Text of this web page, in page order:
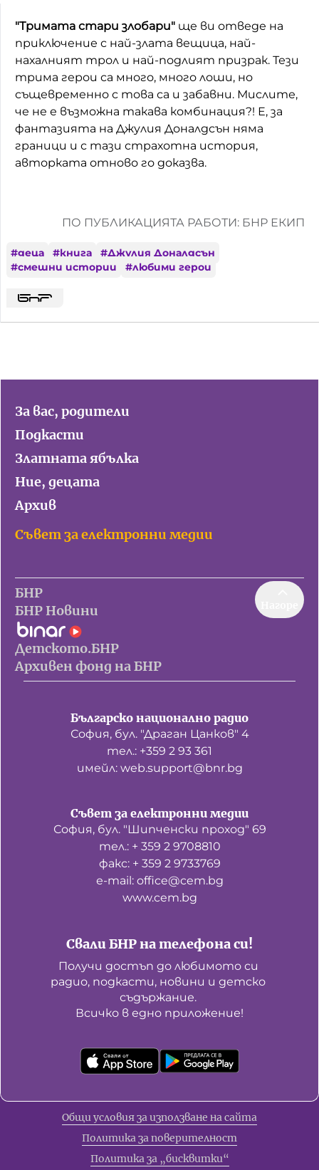
"Тримата стари злобари" ще ви отведе на
приключение с най-злата вещица, най-
нахалният трол и най-подлият призрак. Тези
трима герои са много, много лоши, но
същевременно с това са и забавни. Мислите,
че не е възможна такава комбинация?! Е, за
фантазията на Джулия Доналдсън няма
граници и с тази страхотна история,
авторката отново го доказва.
ПО ПУБЛИКАЦИЯТА РАБОТИ: БНР ЕКИП
#деца #книга #Джулия Доналдсън
#смешни истории #любими герои
За вас, родители
Подкасти
Златната ябълка
Ние, децата
Архив
Съвет за електронни медии
БНР
БНР Новини
Детското.БНР
Архивен фонд на БНР
Българско национално радио
София, бул. "Драган Цанков" 4
тел.: +359 2 93 361
имейл: web.support@bnr.bg
Свали БНР на телефона си!
Получи достъп до любимото си
радио, подкасти, новини и детско
съдържание.
Всичко в едно приложение!
Съвет за електронни медии
София, бул. "Шипченски проход" 69
тел.: + 359 2 9708810
факс: + 359 2 9733769
е-mail: office@cem.bg
www.cem.bg
Общи условия за използване на сайта
Политика за поверителност
Политика за „бисквитки“